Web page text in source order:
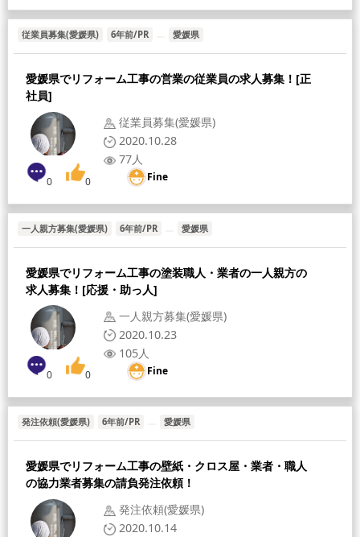
従業員募集(愛媛県) 6年前/PR 愛媛県
愛媛県でリフォーム工事の営業の従業員の求人募集！[正
社員]
従業員募集(愛媛県)
2020.10.28
77人
Fine
0 0
一人親方募集(愛媛県) 6年前/PR 愛媛県
愛媛県でリフォーム工事の塗装職人・業者の一人親方の
求人募集！[応援・助っ人]
一人親方募集(愛媛県)
2020.10.23
105人
Fine
0 0
発注依頼(愛媛県) 6年前/PR 愛媛県
愛媛県でリフォーム工事の壁紙・クロス屋・業者・職人
の協力業者募集の請負発注依頼！
発注依頼(愛媛県)
2020.10.14